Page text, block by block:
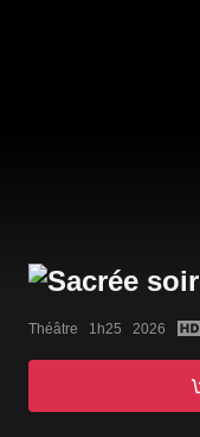
Théâtre   1h25   2026